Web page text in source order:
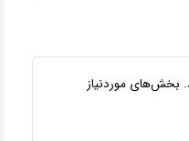
بخش‌های موردنیاز